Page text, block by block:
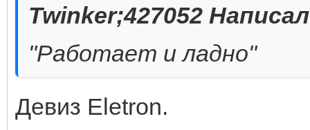
Twinker;427052
"Работает и ладно"
Девиз Eletron.